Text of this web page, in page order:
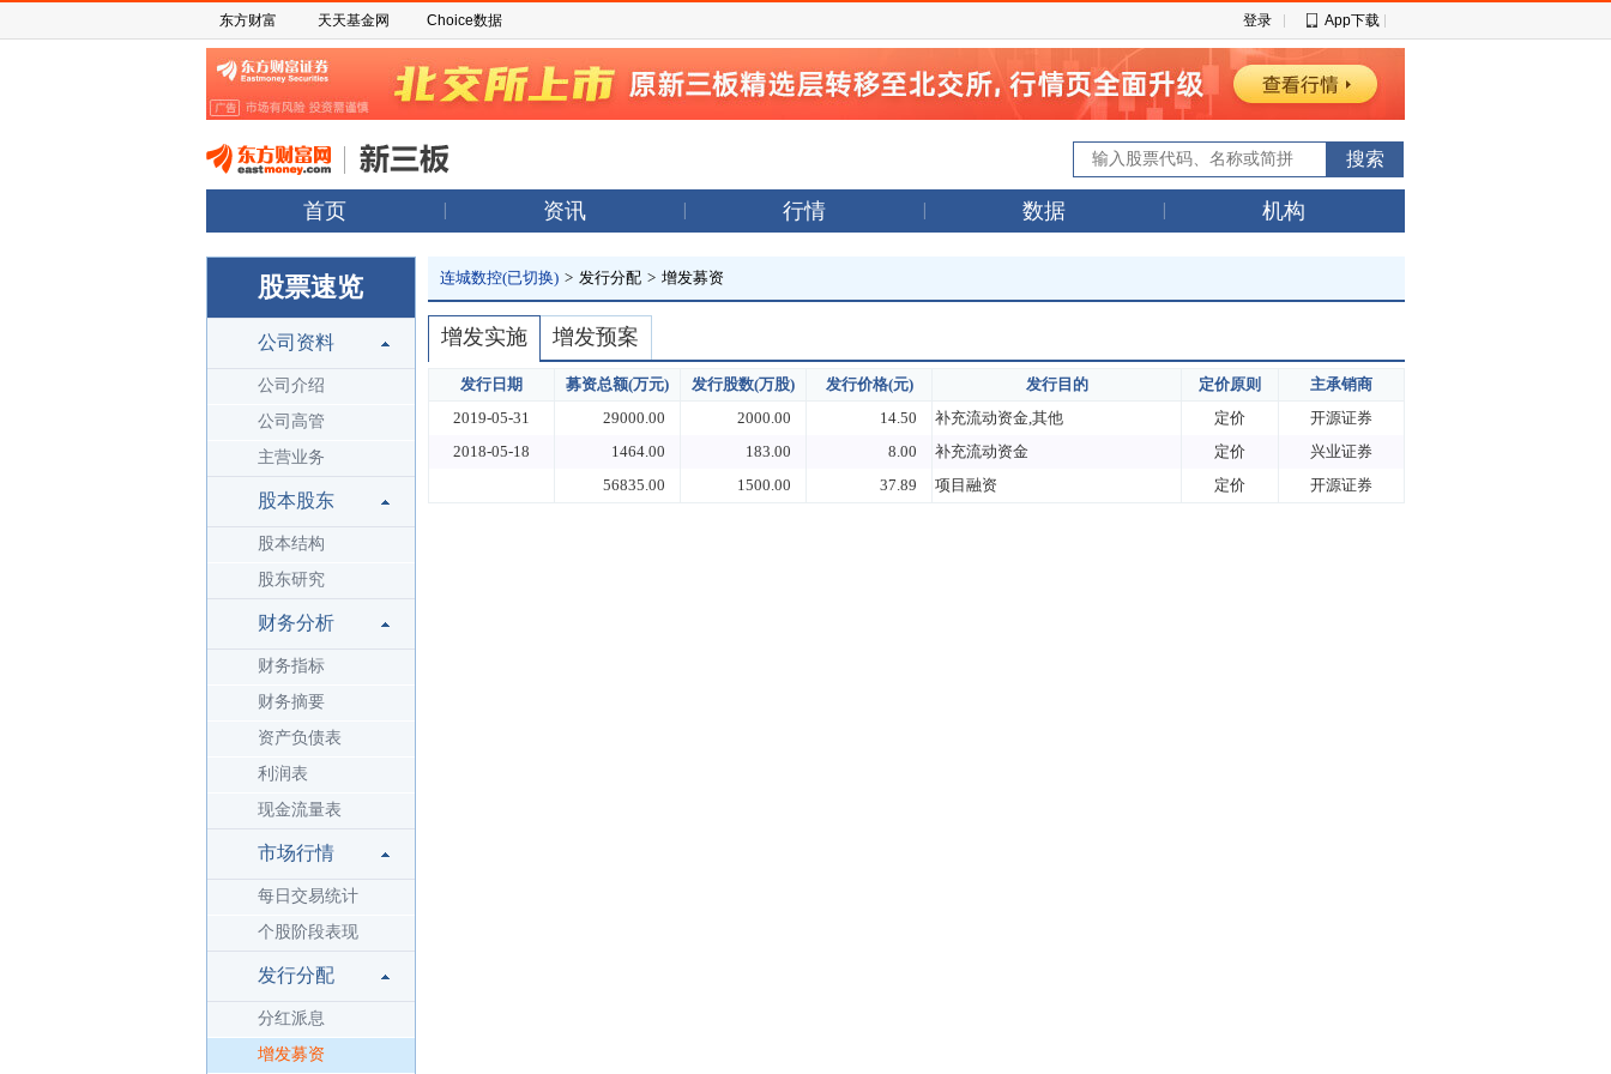
东方财富 天天基金网 Choice数据 登录 App下载
首页 资讯 行情 数据 机构
股票速览
公司资料
公司介绍
公司高管
主营业务
股本股东
股本结构
股东研究
财务分析
财务指标
财务摘要
资产负债表
利润表
现金流量表
市场行情
每日交易统计
个股阶段表现
发行分配
分红派息
增发募资
连城数控(已切换) > 发行分配 > 增发募资
增发实施 增发预案
发行日期 募资总额(万元) 发行股数(万股) 发行价格(元) 发行目的 定价原则
主承销商
2019-05-31
29000.00 2000.00 14.50 补充流动资金,其他 定价
开源证券
2018-05-18
1464.00 183.00 8.00 补充流动资金 定价
兴业证券
56835.00
1500.00 37.89 项目融资 定价 开源证券